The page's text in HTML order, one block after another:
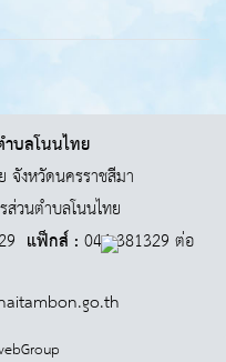
บลโนนไทย
จังหวัดนครราชสีมา
วนตำบลโนนไทย
แฟ็กส์ : 044-381329 ต่อ